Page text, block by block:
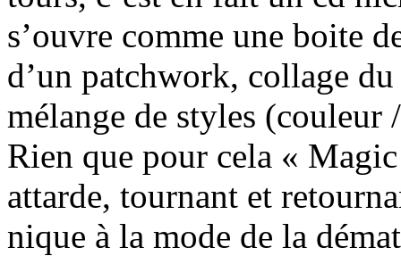
s’ouvre comme une boite
d’un patchwork, collage
mélange de styles
Rien que pour cela «
attarde, tournant et
nique à la mode de la